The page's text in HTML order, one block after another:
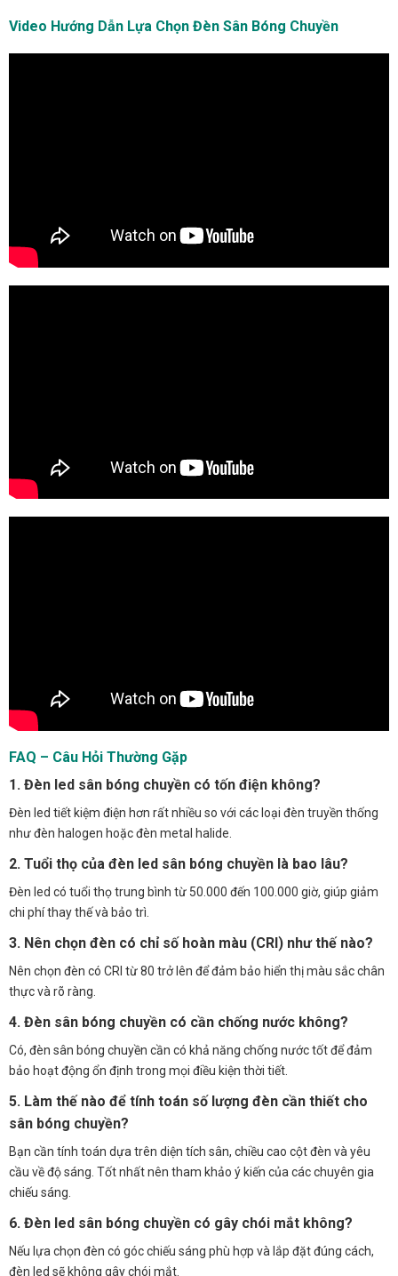
Video Hướng Dẫn Lựa Chọn Đèn Sân Bóng Chuyền
FAQ – Câu Hỏi Thường Gặp
1. Đèn led sân bóng chuyền có tốn điện không?
Đèn led tiết kiệm điện hơn rất nhiều so với các loại đèn truyền thống
như đèn halogen hoặc đèn metal halide.
2. Tuổi thọ của đèn led sân bóng chuyền là bao lâu?
Đèn led có tuổi thọ trung bình từ 50.000 đến 100.000 giờ, giúp giảm
chi phí thay thế và bảo trì.
3. Nên chọn đèn có chỉ số hoàn màu (CRI) như thế nào?
Nên chọn đèn có CRI từ 80 trở lên để đảm bảo hiển thị màu sắc chân
thực và rõ ràng.
4. Đèn sân bóng chuyền có cần chống nước không?
Có, đèn sân bóng chuyền cần có khả năng chống nước tốt để đảm
bảo hoạt động ổn định trong mọi điều kiện thời tiết.
5. Làm thế nào để tính toán số lượng đèn cần thiết cho
sân bóng chuyền?
Bạn cần tính toán dựa trên diện tích sân, chiều cao cột đèn và yêu
cầu về độ sáng. Tốt nhất nên tham khảo ý kiến của các chuyên gia
chiếu sáng.
6. Đèn led sân bóng chuyền có gây chói mắt không?
Nếu lựa chọn đèn có góc chiếu sáng phù hợp và lắp đặt đúng cách,
đèn led sẽ không gây chói mắt.